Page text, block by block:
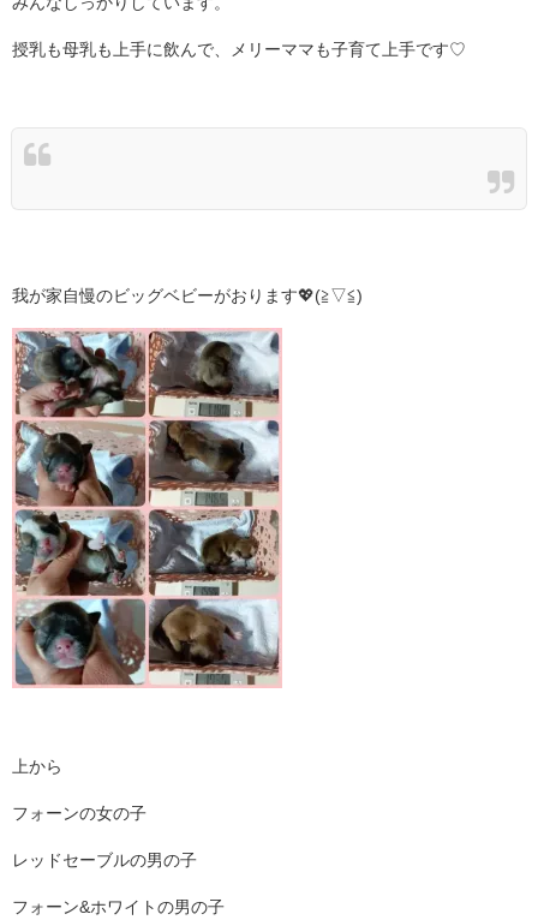
授乳も母乳も上手に飲んで、メリーママも子育て上手です♡
我が家自慢のビッグベビーがおります💖(⁠≧⁠▽⁠≦⁠)
上から
フォーンの女の子
レッドセーブルの男の子
フォーン&ホワイトの男の子